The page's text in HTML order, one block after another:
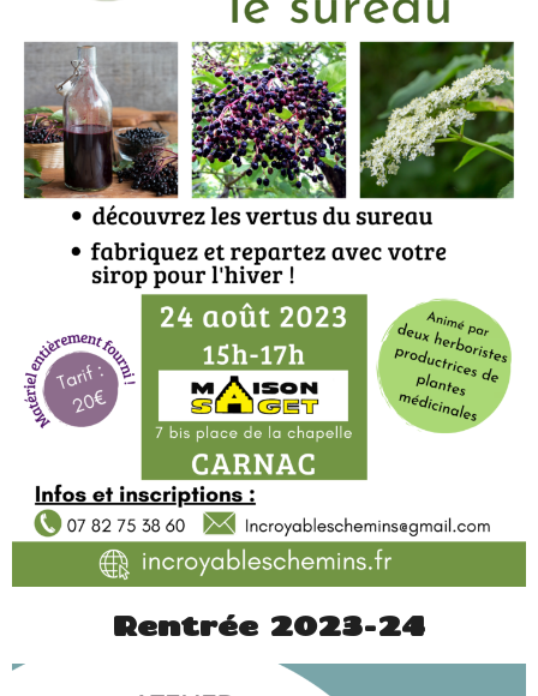
Rentrée 2023-24